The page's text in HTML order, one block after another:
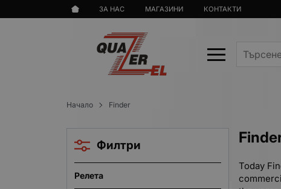
ЗА НАС МАГАЗИНИ КОНТАКТИ
Начало Finder
Today
Филтри
Релета